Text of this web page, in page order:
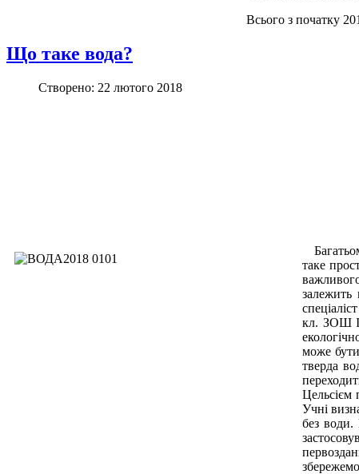
Всього з початку
Що таке вода?
Створено: 22 лютого 2018
таке
кл. ЗОШ
може
тверда
Цельсієм
Учні
без води.